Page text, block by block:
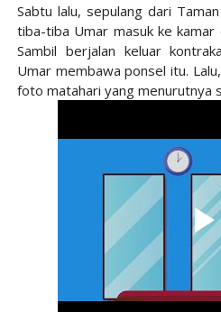
Sabtu lalu, sepulang dari
tiba-tiba Umar masuk ke kamar
Sambil berjalan keluar
Umar membawa ponsel itu.
foto matahari yang menurutnya